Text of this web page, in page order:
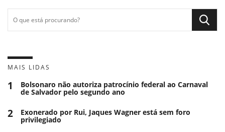
MAIS LIDAS
1 Bolsonaro não autoriza patrocínio federal ao Carnaval
de Salvador pelo segundo ano
2 Exonerado por Rui, Jaques Wagner está sem foro
privilegiado